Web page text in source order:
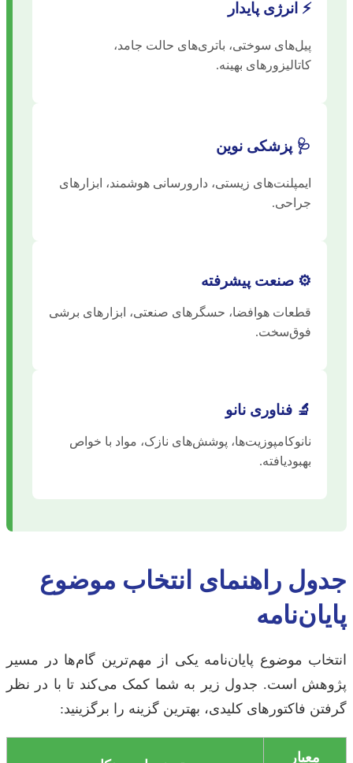
⚡ انرژی پایدار
پیل‌های سوختی، باتری‌های حالت جامد،
کاتالیزورهای بهینه.
🩺 پزشکی نوین
ایمپلنت‌های زیستی، دارورسانی هوشمند، ابزارهای
جراحی.
⚙️ صنعت پیشرفته
قطعات هوافضا، حسگرهای صنعتی، ابزارهای برشی
فوق‌سخت.
🔬 فناوری نانو
نانوکامپوزیت‌ها، پوشش‌های نازک، مواد با خواص
بهبودیافته.
جدول راهنمای انتخاب موضوع
پایان‌نامه
انتخاب موضوع پایان‌نامه یکی از مهم‌ترین گام‌ها در مسیر
پژوهش است. جدول زیر به شما کمک می‌کند تا با در نظر
گرفتن فاکتورهای کلیدی، بهترین گزینه را برگزینید:
معیار